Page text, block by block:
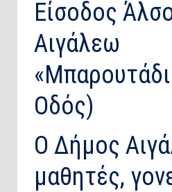
Είσοδος
Αιγάλεω
Οδός)
Ο Δήμος
μαθητές,